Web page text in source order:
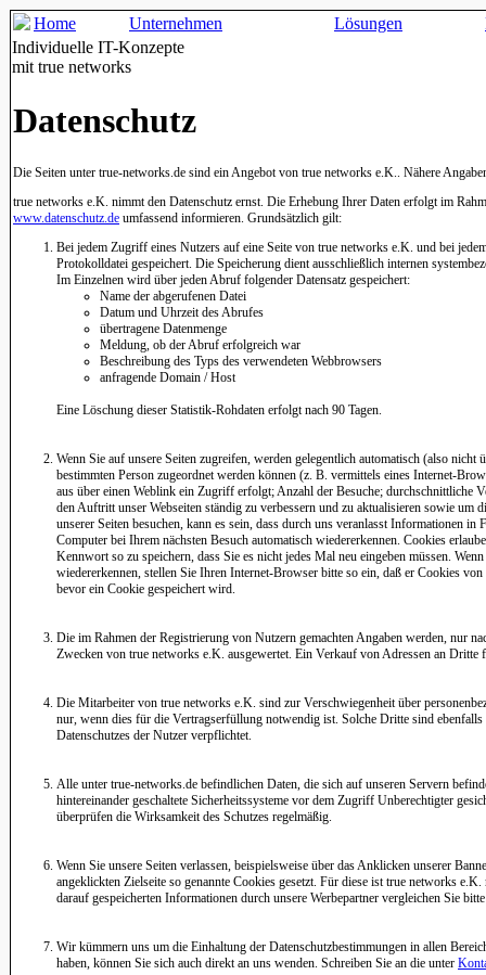
Home Unternehmen Lösungen
Individuelle IT-Konzepte
mit true networks
Datenschutz
Die Seiten unter true-networks.de sind ein Angebot von true networks e.K.. Nähere
true networks e.K. nimmt den Datenschutz ernst. Die Erhebung Ihrer Daten erfolgt im
www.datenschutz.de umfassend informieren. Grundsätzlich gilt:
Bei jedem Zugriff eines Nutzers auf eine Seite von true networks e.K. und bei
Protokolldatei gespeichert. Die Speicherung dient ausschließlich internen
Im Einzelnen wird über jeden Abruf folgender Datensatz gespeichert:
Name der abgerufenen Datei
Datum und Uhrzeit des Abrufes
übertragene Datenmenge
Meldung, ob der Abruf erfolgreich war
Beschreibung des Typs des verwendeten Webbrowsers
anfragende Domain / Host
Eine Löschung dieser Statistik-Rohdaten erfolgt nach 90 Tagen.
Wenn Sie auf unsere Seiten zugreifen, werden gelegentlich automatisch (also
bestimmten Person zugeordnet werden können (z. B. vermittels eines Internet-
aus über einen Weblink ein Zugriff erfolgt; Anzahl der Besuche; durchschnittliche
den Auftritt unser Webseiten ständig zu verbessern und zu aktualisieren sowie
unserer Seiten besuchen, kann es sein, dass durch uns veranlasst Informationen
Computer bei Ihrem nächsten Besuch automatisch wiedererkennen. Cookies
Kennwort so zu speichern, dass Sie es nicht jedes Mal neu eingeben müssen.
wiedererkennen, stellen Sie Ihren Internet-Browser bitte so ein, daß er Cookies
bevor ein Cookie gespeichert wird.
Die im Rahmen der Registrierung von Nutzern gemachten Angaben werden, nur
Zwecken von true networks e.K. ausgewertet. Ein Verkauf von Adressen an Dritte
Die Mitarbeiter von true networks e.K. sind zur Verschwiegenheit über
nur, wenn dies für die Vertragserfüllung notwendig ist. Solche Dritte sind
Datenschutzes der Nutzer verpflichtet.
Alle unter true-networks.de befindlichen Daten, die sich auf unseren Servern
hintereinander geschaltete Sicherheitssysteme vor dem Zugriff Unberechtigter
überprüfen die Wirksamkeit des Schutzes regelmäßig.
Wenn Sie unsere Seiten verlassen, beispielsweise über das Anklicken unserer
angeklickten Zielseite so genannte Cookies gesetzt. Für diese ist true networks
darauf gespeicherten Informationen durch unsere Werbepartner vergleichen Sie
Wir kümmern uns um die Einhaltung der Datenschutzbestimmungen in allen
haben, können Sie sich auch direkt an uns wenden. Schreiben Sie an die unter